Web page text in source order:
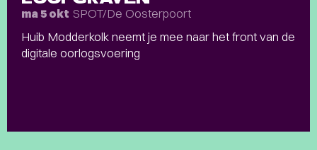
ma 5 okt SPOT/De Oosterpoort
Huib Modderkolk neemt je mee naar het front van de
digitale oorlogsvoering